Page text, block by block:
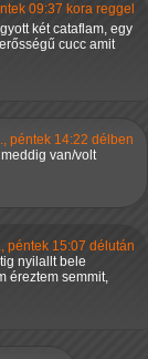
09:37 kora reggel
két cataflam, egy
cucc amit
péntek 14:22 délben
van/volt
péntek 15:07 délután
nyilallt bele
éreztem semmit,